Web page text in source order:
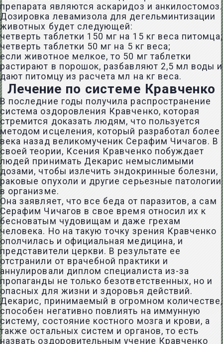
препарата являются аскаридоз и анкилостомоз.
Дозировка левамизола для дегельминтизации
животных будет следующей:
четверть таблетки 150 мг на 15 кг веса питомца;
четверть таблетки 50 мг на 5 кг веса;
если животное мелкое, то 50 мг таблетки
растирают в порошок, разбавляют 2,5 мл воды и
дают питомцу из расчета мл на кг веса.
Лечение по системе Кравченко
В последние годы получила распространение
система оздоровления Кравченко, которая
стремится доказать людям, что пользуется
методом исцеления, который разработал более
века назад великомученик Серафим Чичагов. В
своей теории, Ксения Кравченко побуждает
людей принимать Декарис немыслимыми
дозами, чтобы излечить эндокринные болезни,
раковые опухоли и другие серьезные патологии
в организме.
Она заявляет, что все беда от паразитов, а сам
Серафим Чичагов в свое время относил их к
бесноватым чудовищам и даже грехам
человека. Но на такую точку зрения Кравченко
ополчилась и официальная медицина, и
представители церкви. В результате ее
отстранили от врачебной практики и
аннулировали диплом специалиста из-за
пропаганды не только безответственных, но и
опасных для жизни и здоровья действий.
Декарис, принимаемый в огромном количестве,
способен негативно повлиять на иммунную
систему, состояние костного мозга и крови, а
также остальных систем и органов, то есть
назвать оздоровительным учение Кравченко